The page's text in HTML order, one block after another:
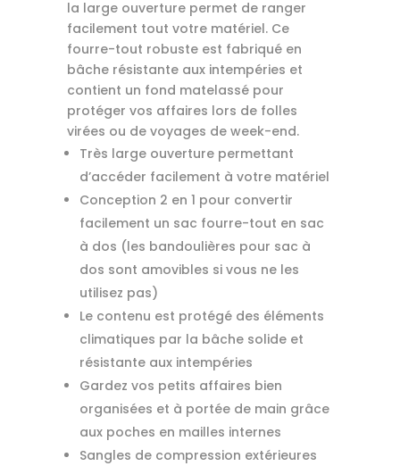
la large ouverture permet de ranger
facilement tout votre matériel. Ce
fourre-tout robuste est fabriqué en
bâche résistante aux intempéries et
contient un fond matelassé pour
protéger vos affaires lors de folles
virées ou de voyages de week-end.
Très large ouverture permettant
d’accéder facilement à votre matériel
Conception 2 en 1 pour convertir
facilement un sac fourre-tout en sac
à dos (les bandoulières pour sac à
dos sont amovibles si vous ne les
utilisez pas)
Le contenu est protégé des éléments
climatiques par la bâche solide et
résistante aux intempéries
Gardez vos petits affaires bien
organisées et à portée de main grâce
aux poches en mailles internes
Sangles de compression extérieures